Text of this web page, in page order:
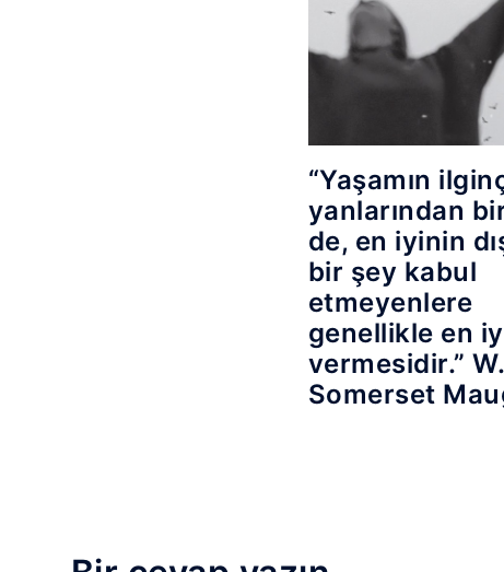
“Yaşamın
yanlarından
de, en iyinin
bir şey kabul
etmeyenlere
genellikle en
vermesidir.” W.
Somerset